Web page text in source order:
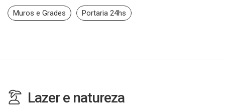
Muros e Grades Portaria 24hs
Lazer e natureza